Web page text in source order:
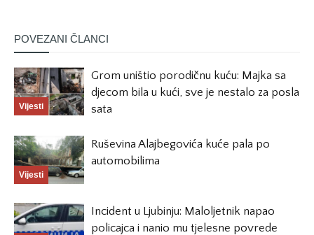
POVEZANI ČLANCI
Vijesti
Grom uništio porodičnu kuću: Majka sa
djecom bila u kući, sve je nestalo za posla
sata
Vijesti
Ruševina Alajbegovića kuće pala po
automobilima
Incident u Ljubinju: Maloljetnik napao
policajca i nanio mu tjelesne povrede